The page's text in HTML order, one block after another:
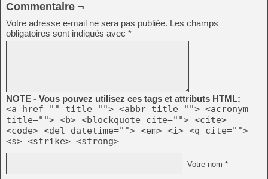
Commentaire ¬
Votre adresse e-mail ne sera pas publiée. Les champs
obligatoires sont indiqués avec *
NOTE - Vous pouvez utilisez ces tags et attributs HTML:
<a href="" title=""> <abbr title=""> <acronym
title=""> <b> <blockquote cite=""> <cite>
<code> <del datetime=""> <em> <i> <q cite="">
<s> <strike> <strong>
Votre nom *